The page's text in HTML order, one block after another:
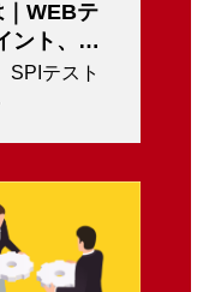
WEBテ
ント、受
SPIテスト